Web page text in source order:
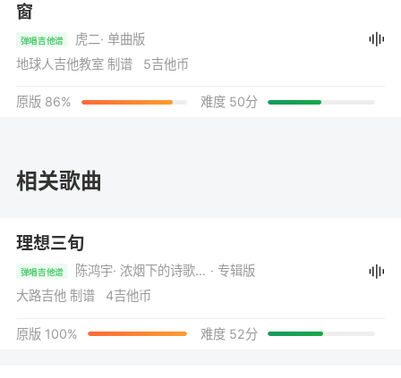
窗
弹唱吉他谱 虎二· 单曲版
地球人吉他教室 制谱 5吉他币
原版 86% 难度 50分
相关歌曲
理想三旬
弹唱吉他谱 陈鸿宇 · 浓烟下的诗歌电台 · 专辑版
大路吉他 制谱 4吉他币
原版 100% 难度 52分